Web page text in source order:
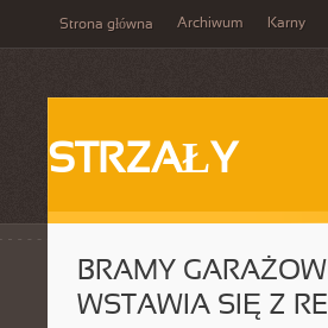
Strona główna Archiwum Karny
STRZAŁY
BRAMY
WSTAWIA SIĘ Z